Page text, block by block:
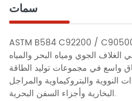
سمات
ASTM B584 C92200 /
الجوي ومياه البحر والمياه
واسع في مجموعات توليد الطاقة
النووية والبتروكيماوية والمراجل
البخارية وأجزاء السفن البحرية.